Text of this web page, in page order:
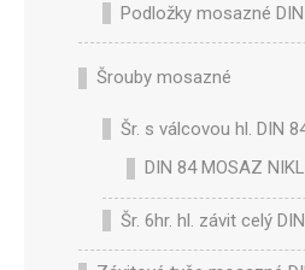
Podložky mosazné
Šrouby mosazné
Šr. s válcovou hl. DIN
DIN 84 MOSAZ NIKL
Šr. 6hr. hl. závit celý